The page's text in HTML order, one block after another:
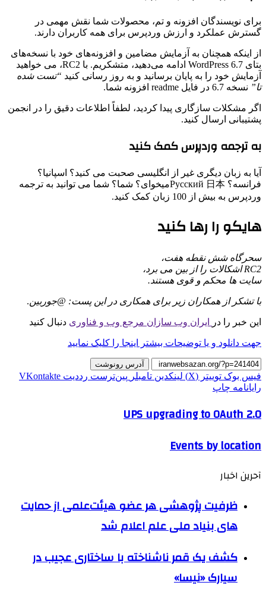
برای نویسندگان افزونه و تم، محصولات شما نقش مهمی در
گسترش عملکرد و ارزش وردپرس برای همه کاربران دارند.
از اینکه همچنان به آزمایش مضامین و افزونه‌های خود با نسخه‌های
بتای WordPress 6.7 ادامه می‌دهید، متشکریم. با RC2، می خواهید
آزمایش خود را به پایان برسانید و به روز رسانی کنید “تست شده
تا” نسخه 6.7 در فایل readme افزونه شما.
اگر مشکلات سازگاری پیدا کردید، لطفاً اطلاعات دقیق را در انجمن
پشتیبانی ارسال کنید.
به ترجمه وردپرس کمک کنید
آیا به زبان دیگری غیر از انگلیسی صحبت می کنید؟ اسپانیا؟
فرانسه؟ Русский 日本میخوای؟ شما؟ شما می توانید به ترجمه
وردپرس به بیش از 100 زبان کمک کنید.
هایکو را رها کنید
سحرگاه شش نقطه هفت،
RC2 اشکالات را از بین می برد،
سایت ها محکم و قوی هستند.
با تشکر از همکاران زیر برای همکاری در این پست: @جوربین.
این خبر را در ایران وب سازان مرجع وب و فناوری دنبال کنید
جهت دانلود و یا توضیحات بیشتر اینجا را کلیک نمایید
آدرس رونوشت
فیس بوک توییتر (X) لینکدین ‫تامبلر ‫پین‌ترست ‫رددیت ‫VKontakte
رایانامه چاپ
UPS upgrading to OAuth 2.0
Events by location
آحرین اخبار
ظرفیت پژوهشی هر عضو هیئت‌علمی از حمایت
های بنیاد ملی علم اعلام شد
کشف یک قمر ناشناخته با ساختاری عجیب در
سیارک «نیسا»